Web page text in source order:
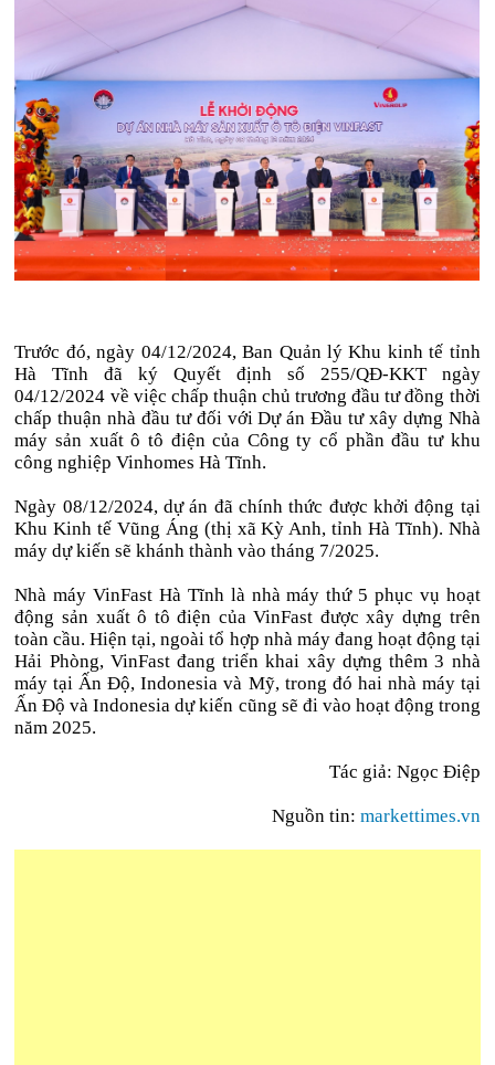
Trước đó, ngày 04/12/2024, Ban Quản lý Khu kinh tế tỉnh
Hà Tĩnh đã ký Quyết định số 255/QĐ-KKT ngày
04/12/2024 về việc chấp thuận chủ trương đầu tư đồng thời
chấp thuận nhà đầu tư đối với Dự án Đầu tư xây dựng Nhà
máy sản xuất ô tô điện của Công ty cổ phần đầu tư khu
công nghiệp Vinhomes Hà Tĩnh.
Ngày 08/12/2024, dự án đã chính thức được khởi động tại
Khu Kinh tế Vũng Áng (thị xã Kỳ Anh, tỉnh Hà Tĩnh). Nhà
máy dự kiến sẽ khánh thành vào tháng 7/2025.
Nhà máy VinFast Hà Tĩnh là nhà máy thứ 5 phục vụ hoạt
động sản xuất ô tô điện của VinFast được xây dựng trên
toàn cầu. Hiện tại, ngoài tổ hợp nhà máy đang hoạt động tại
Hải Phòng, VinFast đang triển khai xây dựng thêm 3 nhà
máy tại Ấn Độ, Indonesia và Mỹ, trong đó hai nhà máy tại
Ấn Độ và Indonesia dự kiến cũng sẽ đi vào hoạt động trong
năm 2025.
Tác giả: Ngọc Điệp
Nguồn tin: markettimes.vn